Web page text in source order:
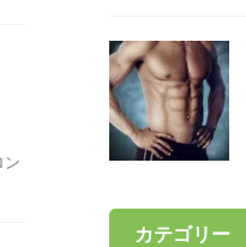
ン
カテゴリー